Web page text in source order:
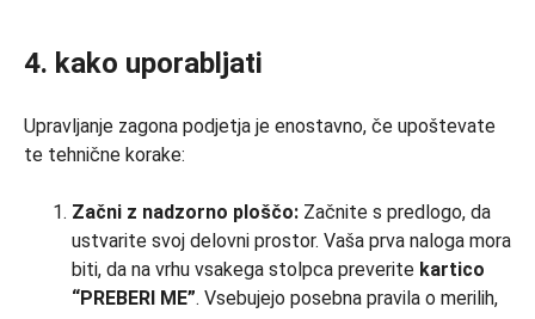
4. kako uporabljati
Upravljanje zagona podjetja je enostavno, če upoštevate
te tehnične korake:
Začni z nadzorno ploščo: Začnite s predlogo, da
ustvarite svoj delovni prostor. Vaša prva naloga mora
biti, da na vrhu vsakega stolpca preverite kartico
“PREBERI ME”. Vsebujejo posebna pravila o merilih,